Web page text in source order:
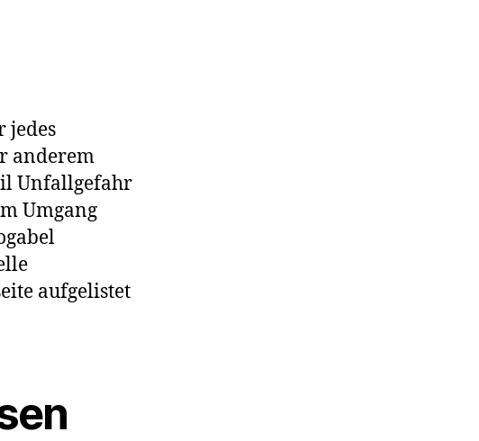
jedes
anderem
Unfallgefahr
Umgang
aufgelistet